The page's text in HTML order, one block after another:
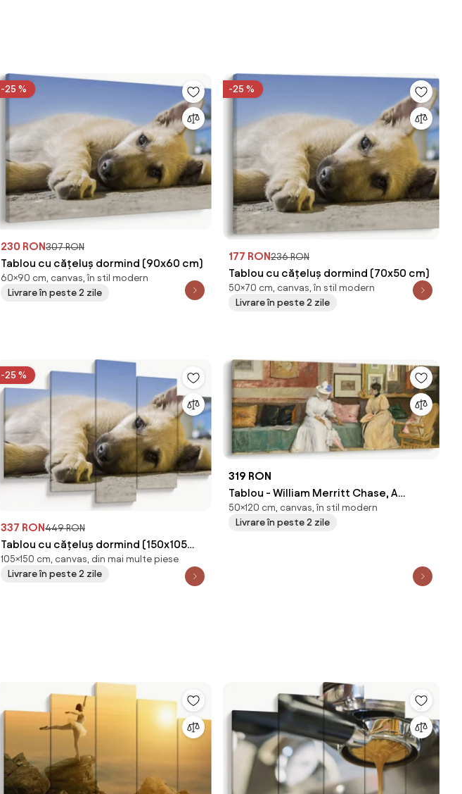
-25 %
230 RON307 RON
Tablou cu cățeluș dormind (90x60 cm)
60×90 cm, canvas, în stil modern
Livrare în peste 2 zile
-25 %
177 RON236 RON
Tablou cu cățeluș dormind (70x50 cm)
50×70 cm, canvas, în stil modern
Livrare în peste 2 zile
-25 %
337 RON449 RON
Tablou cu cățeluș dormind (150x105
cm)
105×150 cm, canvas, din mai multe piese
Livrare în peste 2 zile
319 RON
Tablou - William Merritt Chase, A
Friendly Call, reproducere (120x50 cm)
50×120 cm, canvas, în stil modern
Livrare în peste 2 zile